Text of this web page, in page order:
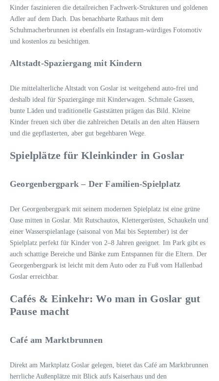
Kinder faszinieren die detailreichen Fachwerk-Strukturen und goldenen
Adler auf dem Dach. Das benachbarte Rathaus mit dem
Schuhmacherbrunnen ist ebenfalls ein Instagram-würdiges Fotomotiv
und kostenlos zu besichtigen.
Altstadt-Spaziergang mit Kindern
Die mittelalterliche Altstadt von Goslar ist weitgehend auto-frei und
deshalb ideal für Spaziergänge mit Kinderwagen. Schmale Gassen,
bunte Läden und traditionelle Gaststätten prägen das Bild. Kleine
Kinder freuen sich über die zahlreichen Details an den alten Häusern
und die gepflasterten, aber gut begehbaren Wege.
Spielplätze für Kleinkinder in Goslar
Georgenbergpark – Der Familien-Spielplatz
Der Georgenbergpark mit seinem modernen Spielplatz ist eine grüne
Oase mitten in Goslar. Mit Rutschautos, Klettergerüsten, Schaukeln und
einer Wasserspielanlage (saisonal von Mai bis September) ist der
Spielplatz perfekt für Kinder von 2–8 Jahren geeignet. Im Park gibt es
auch schattige Bereiche und Bänke zum Entspannen für die Eltern. Der
Georgenbergpark ist leicht mit dem Auto oder zu Fuß vom Hallenbad
Goslar erreichbar.
Cafés & Einkehr: Wo man in Goslar gut
Pause macht
Café am Marktbrunnen
Direkt am Marktplatz Goslar gelegen, bietet das Café am Marktbrunnen
herrliche Außenplätze mit Blick aufs Kaiserhaus und den